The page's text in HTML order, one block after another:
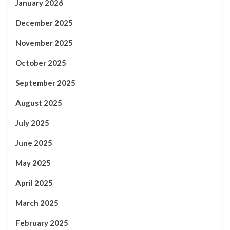
January 2026
December 2025
November 2025
October 2025
September 2025
August 2025
July 2025
June 2025
May 2025
April 2025
March 2025
February 2025